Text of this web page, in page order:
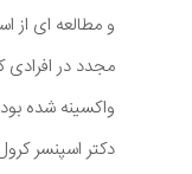
و مطالعه ای از
مجدد در افرادی
واکسینه شده
دکتر اسپنسر